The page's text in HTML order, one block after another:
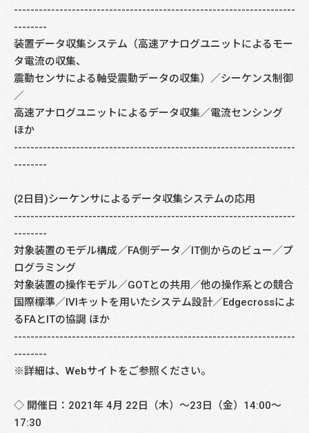
--------------------------------------------------------------------
--------
装置データ収集システム（高速アナログユニットによるモー
タ電流の収集、
震動センサによる軸受震動データの収集）／シーケンス制御
／
高速アナログユニットによるデータ収集／電流センシング
ほか
--------------------------------------------------------------------
--------
(2日目)シーケンサによるデータ収集システムの応用
--------------------------------------------------------------------
--------
対象装置のモデル構成／FA側データ／IT側からのビュー／プ
ログラミング
対象装置の操作モデル／GOTとの共用／他の操作系との競合
国際標準／IVIキットを用いたシステム設計／Edgecrossによ
るFAとITの協調 ほか
--------------------------------------------------------------------
--------
※詳細は、Webサイトをご参照ください。
◇ 開催日：2021年 4月 22日（木）～23日（金）14:00～
17:30